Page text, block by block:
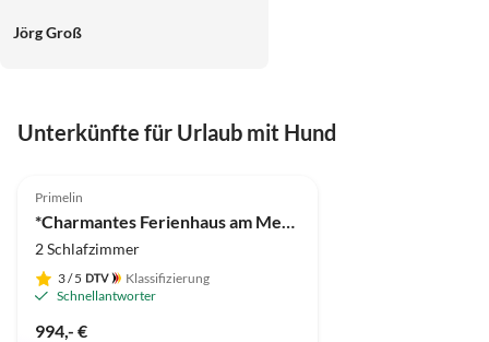
weiter empfehlen. Familie Groß aus
Jörg Groß
Unterkünfte für Urlaub mit Hund
Primelin
2 Schlafzimmer
3/ 5
Klassifizierung
Schnellantworter
994,- €